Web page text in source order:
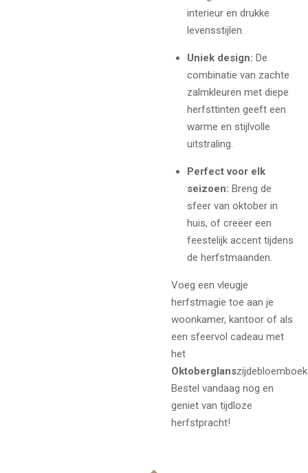
interieur en drukke
levensstijlen.
Uniek design: De
combinatie van zachte
zalmkleuren met diepe
herfsttinten geeft een
warme en stijlvolle
uitstraling.
Perfect voor elk
seizoen: Breng de
sfeer van oktober in
huis, of creëer een
feestelijk accent tijdens
de herfstmaanden.
Voeg een vleugje
herfstmagie toe aan je
woonkamer, kantoor of als
een sfeervol cadeau met
het
Oktoberglans
Bestel vandaag nog en
geniet van tijdloze
herfstpracht!